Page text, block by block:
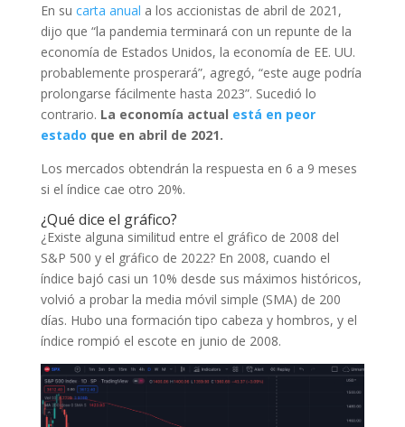
En su carta anual a los accionistas de abril de 2021,
dijo que “la pandemia terminará con un repunte de la
economía de Estados Unidos, la economía de EE. UU.
probablemente prosperará”, agregó, “este auge podría
prolongarse fácilmente hasta 2023”. Sucedió lo
contrario. La economía actual está en peor
estado que en abril de 2021.
Los mercados obtendrán la respuesta en 6 a 9 meses
si el índice cae otro 20%.
¿Qué dice el gráfico?
¿Existe alguna similitud entre el gráfico de 2008 del
S&P 500 y el gráfico de 2022? En 2008, cuando el
índice bajó casi un 10% desde sus máximos históricos,
volvió a probar la media móvil simple (SMA) de 200
días. Hubo una formación tipo cabeza y hombros, y el
índice rompió el escote en junio de 2008.